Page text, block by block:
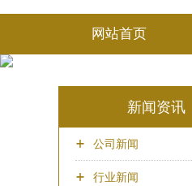
网站首页
新闻资讯
 公司新闻
 行业新闻